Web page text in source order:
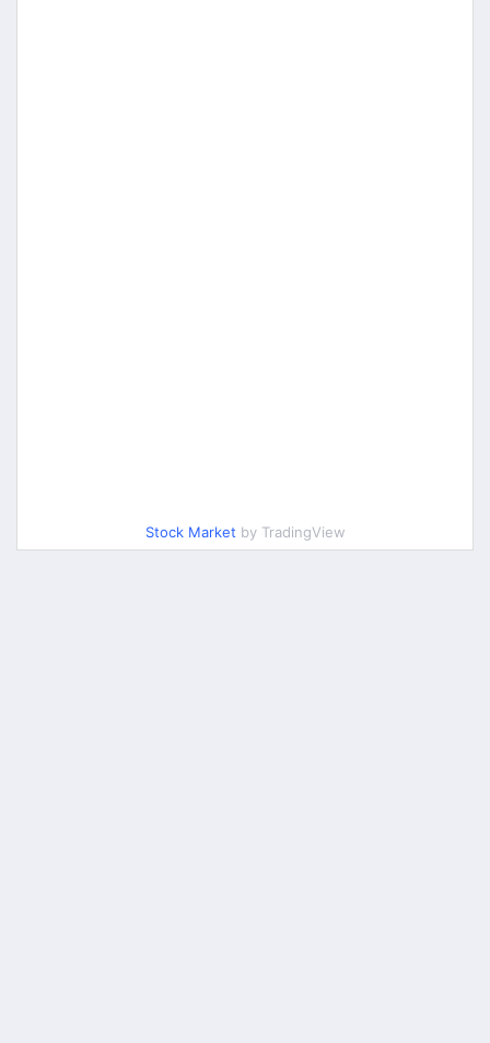
Stock Market by TradingView